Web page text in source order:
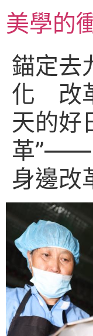
至
主美學的
錨定去
化 改
天的好
革”——
身邊改